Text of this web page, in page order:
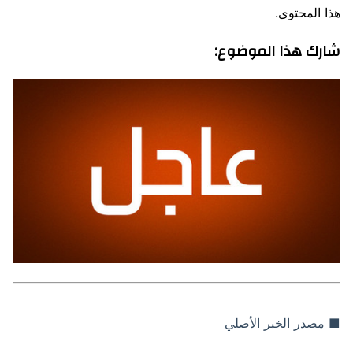
هذا المحتوى.
شارك هذا الموضوع:
■ مصدر الخبر الأصلي